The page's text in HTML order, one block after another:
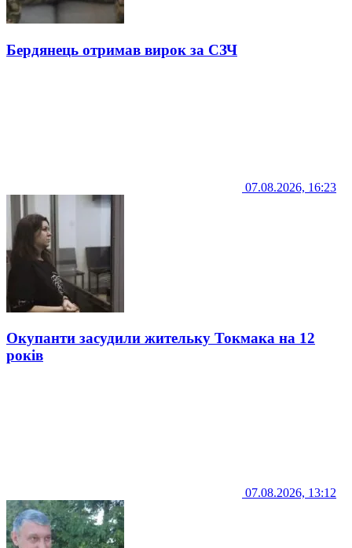
Бердянець отримав вирок за СЗЧ
07.08.2026, 16:23
Окупанти засудили жительку Токмака на 12
років
07.08.2026, 13:12